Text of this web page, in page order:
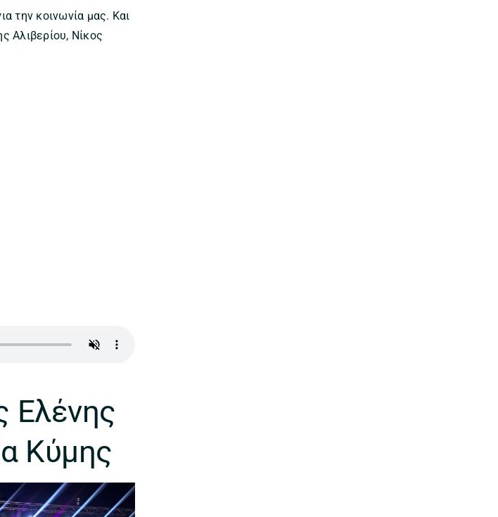
την κοινωνία μας. Και
Αλιβερίου, Νίκος
Ελένης
Κύμης